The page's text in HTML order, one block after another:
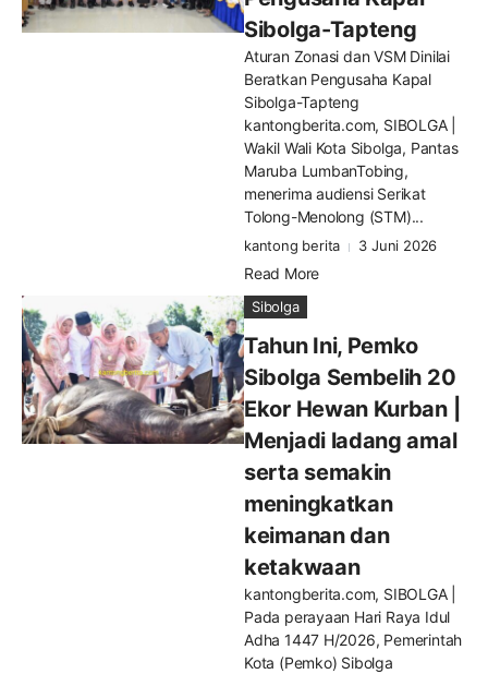
Sibolga-Tapteng
Aturan Zonasi dan VSM Dinilai
Beratkan Pengusaha Kapal
Sibolga-Tapteng
kantongberita.com, SIBOLGA |
Wakil Wali Kota Sibolga, Pantas
Maruba LumbanTobing,
menerima audiensi Serikat
Tolong-Menolong (STM)...
kantong berita 3 Juni 2026
Read More
Sibolga
Tahun Ini, Pemko
Sibolga Sembelih 20
Ekor Hewan Kurban |
Menjadi ladang amal
serta semakin
meningkatkan
keimanan dan
ketakwaan
kantongberita.com, SIBOLGA |
Pada perayaan Hari Raya Idul
Adha 1447 H/2026, Pemerintah
Kota (Pemko) Sibolga